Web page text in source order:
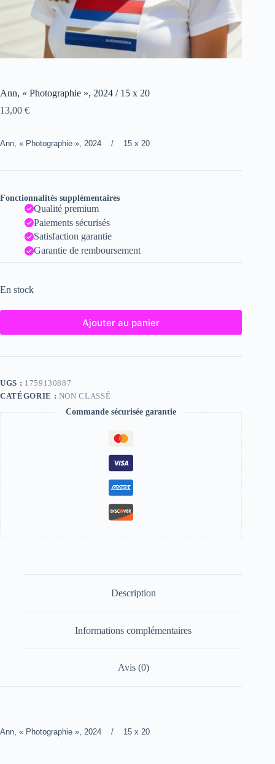
Ann, « Photographie », 2024 / 15 x 20
13,00 €
Ann, « Photographie », 2024 / 15 x 20
Fonctionnalités supplémentaires
Qualité premium
Paiements sécurisés
Satisfaction garantie
Garantie de remboursement
En stock
Ajouter au panier
UGS : 1759130887
CATÉGORIE : NON CLASSÉ
Commande sécurisée garantie
Description
Informations complémentaires
Avis (0)
Ann, « Photographie », 2024 / 15 x 20